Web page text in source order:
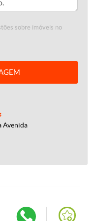
sobre imóveis no
Avenida